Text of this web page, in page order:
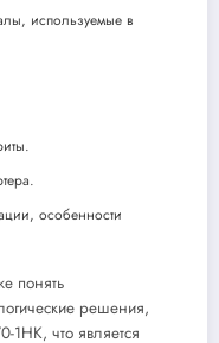
используемые в
особенности
понять
решения,
что является